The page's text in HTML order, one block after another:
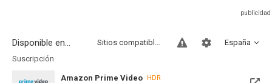
Disponible en... España
Sitios compatibles
Suscripción
Amazon Prime Video HDR